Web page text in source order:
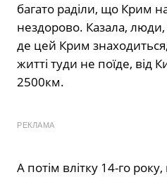
багато раділи, що Крим
нездорово. Казала,
де цей Крим знаходиться,
житті туди не поїде, від
2500км.
РЕКЛАМА
А потім влітку 14-го